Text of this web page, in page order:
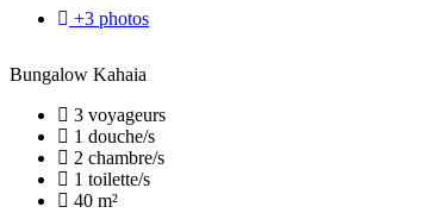
+3 photos
Bungalow Kahaia
3 voyageurs
1 douche/s
2 chambre/s
1 toilette/s
40 m²